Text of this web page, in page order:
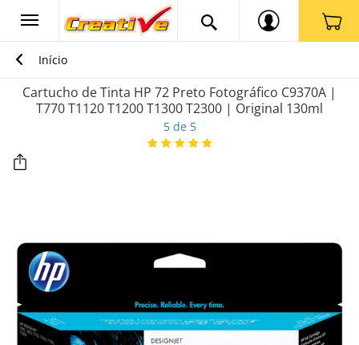
Início
Cartucho de Tinta HP 72 Preto Fotográfico C9370A |
T770 T1120 T1200 T1300 T2300 | Original 130ml
5 de 5